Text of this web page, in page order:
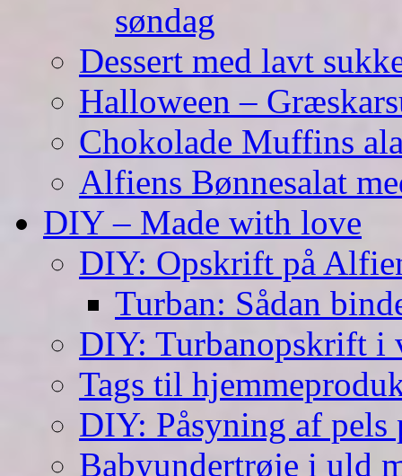
søndag
Dessert med lavt
Halloween –
Chokolade Muffins
Alfiens Bønnesalat
DIY – Made with love
DIY: Opskrift på
Turban: Sådan
DIY: Turbanopskrift i
Tags til
DIY: Påsyning af
Babyundertrøje i uld